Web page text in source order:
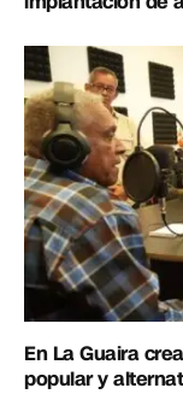
En La Guaira
popular y